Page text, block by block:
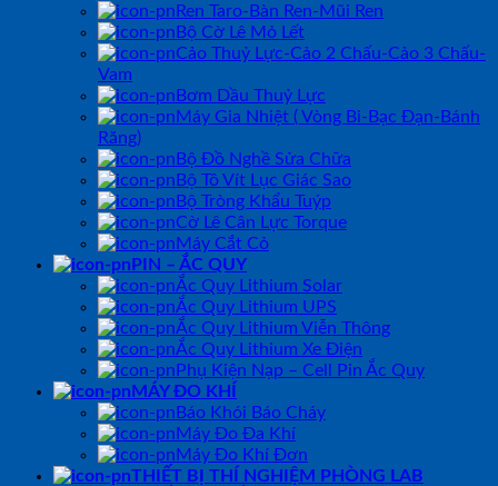
Ren Taro-Bàn Ren-Mũi Ren
Bộ Cờ Lê Mỏ Lết
Cảo Thuỷ Lực-Cảo 2 Chấu-Cảo 3 Chấu-
Vam
Bơm Dầu Thuỷ Lực
Máy Gia Nhiệt ( Vòng Bi-Bạc Đạn-Bánh
Răng)
Bộ Đồ Nghề Sửa Chữa
Bộ Tô Vít Lục Giác Sao
Bộ Tròng Khẩu Tuýp
Cờ Lê Cân Lực Torque
Máy Cắt Cỏ
PIN – ẮC QUY
Ắc Quy Lithium Solar
Ắc Quy Lithium UPS
Ắc Quy Lithium Viễn Thông
Ắc Quy Lithium Xe Điện
Phụ Kiện Nạp – Cell Pin Ắc Quy
MÁY ĐO KHÍ
Báo Khói Báo Cháy
Máy Đo Đa Khí
Máy Đo Khí Đơn
THIẾT BỊ THÍ NGHIỆM PHÒNG LAB